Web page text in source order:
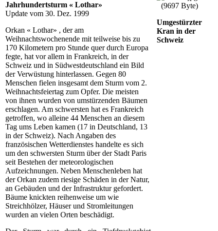
Jahrhundertsturm « Lothar»
Update vom 30. Dez. 1999
Orkan « Lothar» , der am
Weihnachtswochenende mit teilweise bis zu
170 Kilometern pro Stunde quer durch Europa
fegte, hat vor allem in Frankreich, in der
Schweiz und in Südwestdeutschland ein Bild
der Verwüstung hinterlassen. Gegen 80
Menschen fielen insgesamt dem Sturm vom 2.
Weihnachtsfeiertag zum Opfer. Die meisten
von ihnen wurden von umstürzenden Bäumen
erschlagen. Am schwersten hat es Frankreich
getroffen, wo alleine 44 Menschen an diesem
Tag ums Leben kamen (17 in Deutschland, 13
in der Schweiz). Nach Angaben des
französischen Wetterdienstes handelte es sich
um den schwersten Sturm über der Stadt Paris
seit Bestehen der meteorologischen
Aufzeichnungen. Neben Menschenleben hat
der Orkan zudem riesige Schäden in der Natur,
an Gebäuden und der Infrastruktur gefordert.
Bäume knickten reihenweise um wie
Streichhölzer, Häuser und Stromleitungen
wurden an vielen Orten beschädigt.
Umgestürzter
Kran in der
Schweiz